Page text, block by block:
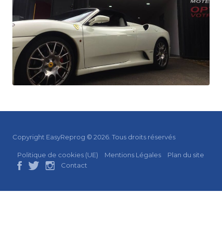
Copyright EasyReprog © 2026. Tous droits réservés
Politique de cookies (UE) Mentions Légales
Plan du site
Contact